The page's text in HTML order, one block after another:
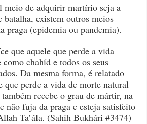
meio de adquirir martírio seja a
batalha, existem outros meios
praga (epidemia ou pandemia).
que aquele que perde a vida
chahíd e todos os seus
Da mesma forma, é relatado
que perde a vida de morte natural
recebe o grau de mártir, na
não fuja da praga e esteja satisfeito
Ta’ála. (Sahih Bukhári #3474)